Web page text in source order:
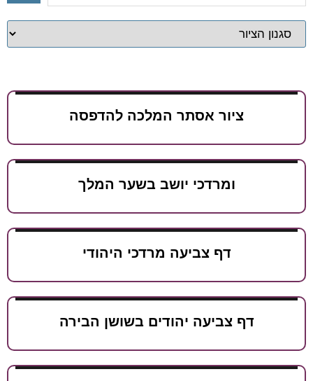
ציור אסתר המלכה להדפסה
ומרדכי יושב בשער המלך
דף צביעה מרדכי היהודי
דף צביעה יהודים בשושן הבירה